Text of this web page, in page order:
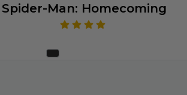
Spider-Man: Homecoming